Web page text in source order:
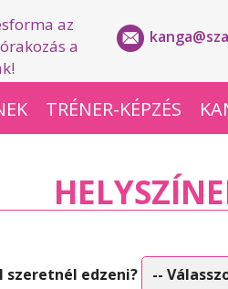
az
a
TRÉNER-KÉPZÉS
szeretnél edzeni?